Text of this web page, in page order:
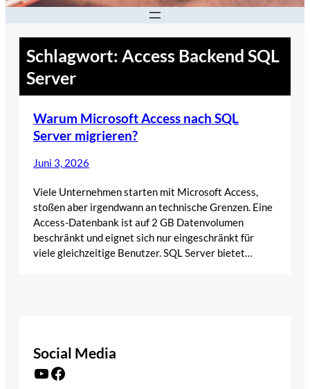
Schlagwort: Access Backend SQL
Server
Warum Microsoft Access nach SQL
Server migrieren?
Juni 3, 2026
Viele Unternehmen starten mit Microsoft Access,
stoßen aber irgendwann an technische Grenzen. Eine
Access-Datenbank ist auf 2 GB Datenvolumen
beschränkt und eignet sich nur eingeschränkt für
viele gleichzeitige Benutzer. SQL Server bietet…
Social Media
YouTube Facebook